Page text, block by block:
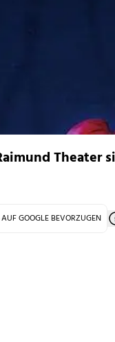
Theater
GOOGLE BEVORZUGEN